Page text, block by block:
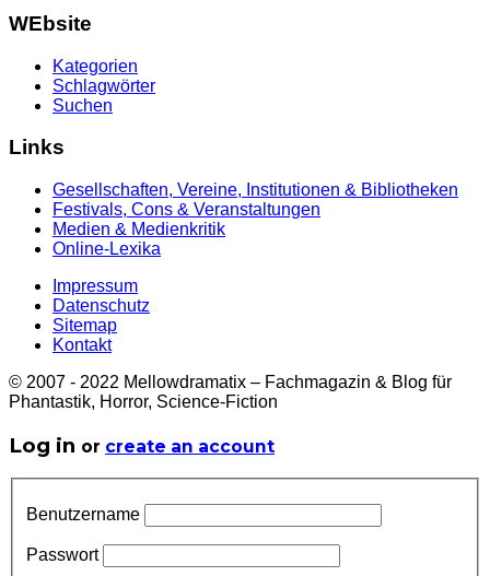
WEbsite
Kategorien
Schlagwörter
Suchen
Links
Gesellschaften, Vereine, Institutionen & Bibliotheken
Festivals, Cons & Veranstaltungen
Medien & Medienkritik
Online-Lexika
Impressum
Datenschutz
Sitemap
Kontakt
© 2007 - 2022 Mellowdramatix – Fachmagazin & Blog für
Phantastik, Horror, Science-Fiction
Log in or create an account
Benutzername
Passwort